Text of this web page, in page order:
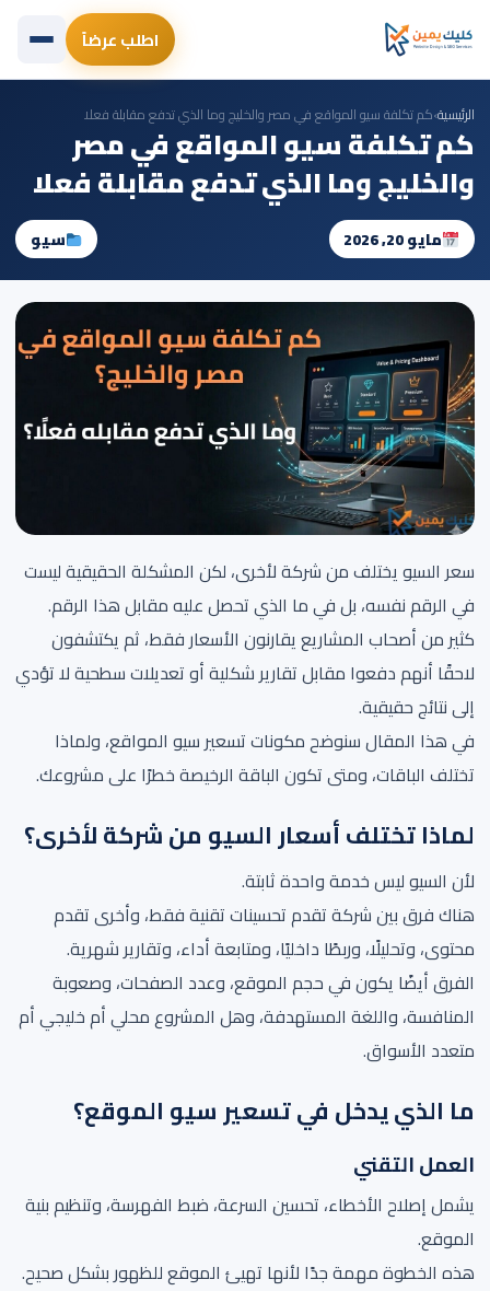
إلى
المحتوى
الرئيسي
اطلب عرضاً
الرئيسية›كم تكلفة سيو المواقع في مصر والخليج وما الذي تدفع مقابلة فعلا
كم تكلفة سيو المواقع في مصر
والخليج وما الذي تدفع مقابلة فعلا
مايو 20, 2026 سيو
سعر السيو يختلف من شركة لأخرى، لكن المشكلة الحقيقية ليست
في الرقم نفسه، بل في ما الذي تحصل عليه مقابل هذا الرقم.
كثير من أصحاب المشاريع يقارنون الأسعار فقط، ثم يكتشفون
لاحقًا أنهم دفعوا مقابل تقارير شكلية أو تعديلات سطحية لا تؤدي
إلى نتائج حقيقية.
في هذا المقال سنوضح مكونات تسعير سيو المواقع، ولماذا
تختلف الباقات، ومتى تكون الباقة الرخيصة خطرًا على مشروعك.
لماذا تختلف أسعار السيو من شركة لأخرى؟
لأن السيو ليس خدمة واحدة ثابتة.
هناك فرق بين شركة تقدم تحسينات تقنية فقط، وأخرى تقدم
محتوى، وتحليلًا، وربطًا داخليًا، ومتابعة أداء، وتقارير شهرية.
الفرق أيضًا يكون في حجم الموقع، وعدد الصفحات، وصعوبة
المنافسة، واللغة المستهدفة، وهل المشروع محلي أم خليجي أم
متعدد الأسواق.
ما الذي يدخل في تسعير سيو الموقع؟
العمل التقني
يشمل إصلاح الأخطاء، تحسين السرعة، ضبط الفهرسة، وتنظيم بنية
الموقع.
هذه الخطوة مهمة جدًا لأنها تهيئ الموقع للظهور بشكل صحيح.